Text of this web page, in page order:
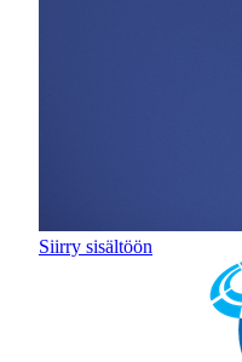
Siirry sisältöön